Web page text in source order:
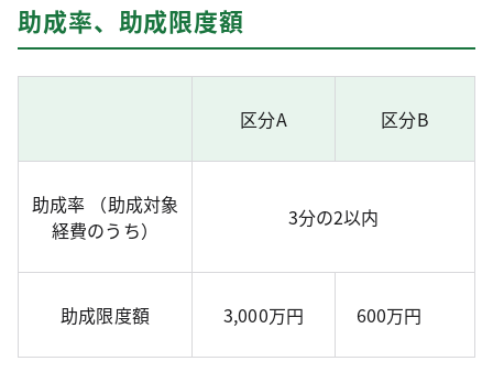
助成率、助成限度額
区分A 区分B
助成率 （助成対象
経費のうち）
3分の2以内
助成限度額 3,000万円 600万円